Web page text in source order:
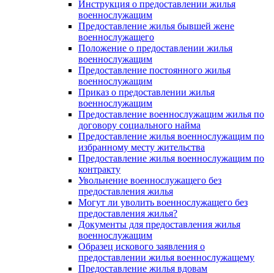
Инструкция о предоставлении жилья
военнослужащим
Предоставление жилья бывшей жене
военнослужащего
Положение о предоставлении жилья
военнослужащим
Предоставление постоянного жилья
военнослужащим
Приказ о предоставлении жилья
военнослужащим
Предоставление военнослужащим жилья по
договору социального найма
Предоставление жилья военнослужащим по
избранному месту жительства
Предоставление жилья военнослужащим по
контракту
Увольнение военнослужащего без
предоставления жилья
Могут ли уволить военнослужащего без
предоставления жилья?
Документы для предоставления жилья
военнослужащим
Образец искового заявления о
предоставлении жилья военнослужащему
Предоставление жилья вдовам